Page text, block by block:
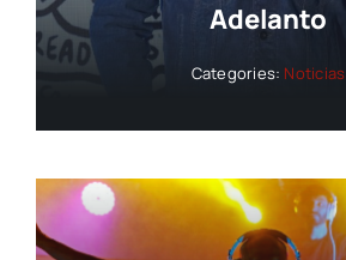
Adelanto
Categories: Noticias